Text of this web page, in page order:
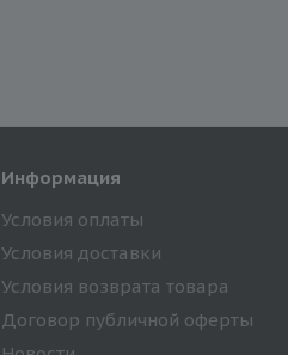
Информация
Условия оплаты
Условия доставки
Условия возврата товара
Договор публичной оферты